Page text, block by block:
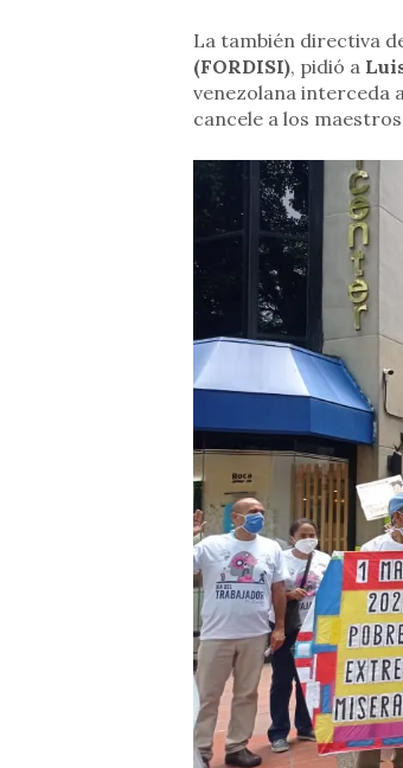
La también directiva
(FORDISI), pidió a
venezolana interceda
cancele a los